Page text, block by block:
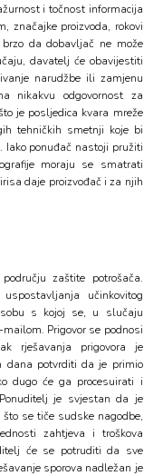
i točnost informacija
značajke proizvoda, rokovi
da dobavljač ne može
davatelj će obavijestiti
narudžbe ili zamjenu
nikakvu odgovornost za
je posljedica kvara mreže
tehničkih smetnji koje bi
Iako ponuđač nastoji pružiti
moraju se smatrati
daje proizvođač i za njih
zaštite potrošača.
učinkovitog
s kojoj se, u slučaju
Prigovor se podnosi
rješavanja prigovora je
dana potvrditi da je primio
dugo će ga procesuirati i
je svjestan da je
se tiče sudske nagodbe,
zahtjeva i troškova
će se potruditi da sve
sporova nadležan je